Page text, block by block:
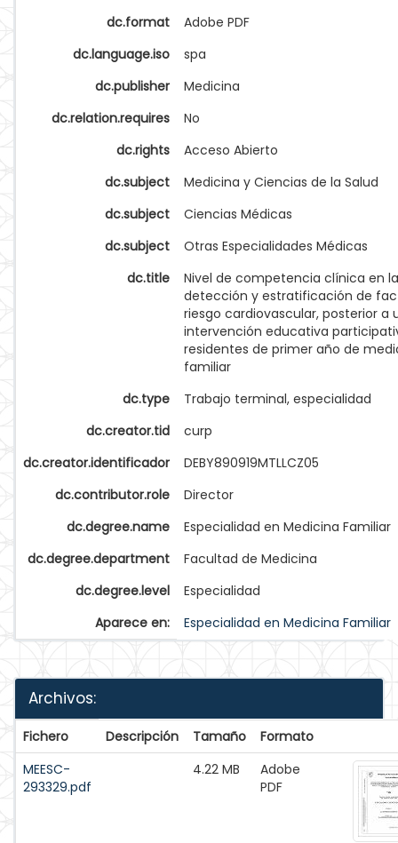
dc.format
Adobe PDF
dc.language.iso
spa
dc.publisher
Medicina
dc.relation.requires
No
dc.rights
Acceso Abierto
dc.subject
Medicina y Ciencias de la Salud
dc.subject
Ciencias Médicas
dc.subject
Otras Especialidades Médicas
dc.title
Nivel de competencia clínica en la
detección y estratificación de
riesgo cardiovascular, posterior a
intervención educativa
residentes de primer año de
familiar
dc.type
Trabajo terminal, especialidad
dc.creator.tid
curp
dc.creator.identificador
DEBY890919MTLLCZ05
dc.contributor.role
Director
dc.degree.name
Especialidad en Medicina Familiar
dc.degree.department
Facultad de Medicina
dc.degree.level
Especialidad
Aparece en:
Especialidad en Medicina Familiar
Archivos:
Fichero Descripción Tamaño
Formato
MEESC-
293329.pdf
4.22 MB
Adobe
PDF